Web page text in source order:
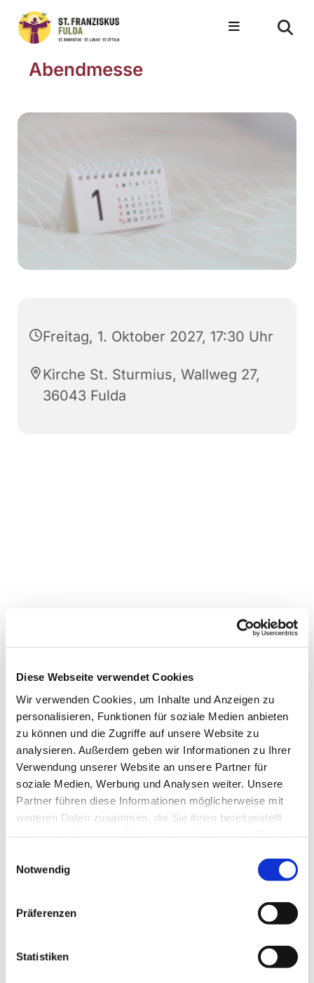
Diese Webseite verwendet Cookies
Wir verwenden Cookies, um Inhalte und Anzeigen zu
personalisieren, Funktionen für soziale Medien anbieten
zu können und die Zugriffe auf unsere Website zu
analysieren. Außerdem geben wir Informationen zu Ihrer
Verwendung unserer Website an unsere Partner für
soziale Medien, Werbung und Analysen weiter. Unsere
Partner führen diese Informationen möglicherweise mit
weiteren Daten zusammen, die Sie ihnen bereitgestellt
Notwendig
Präferenzen
Statistiken
Abendmesse
Freitag, 1. Oktober 2027, 17:30 Uhr
Kirche St. Sturmius, Wallweg 27,
36043 Fulda
Dies könnte Sie auch
interessieren